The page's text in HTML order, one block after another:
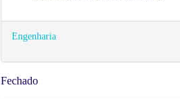
Engenharia
Fechado